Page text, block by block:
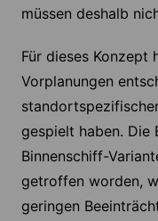
müssen deshalb
Für dieses Konzept
Vorplanungen
gespielt haben. Die
Binnenschiff-
getroffen worden,
geringen